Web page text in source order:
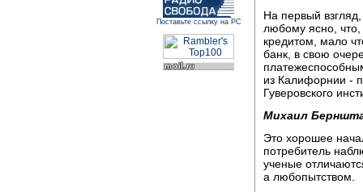
Поставьте ссылку на РС
На первый
любому ясно,
кредитом, мало
банк, в свою
из Калифорнии -
Гуверовского
Михаил
Это хорошее
потребитель
ученые
а любопытством.